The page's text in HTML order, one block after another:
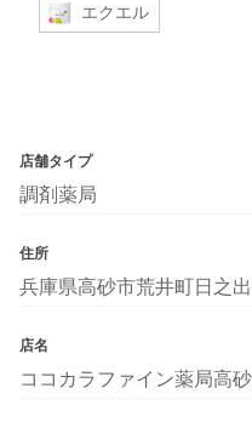
エクエル
店舗タイプ
調剤薬局
住所
兵庫県高砂市荒井町日之
店名
ココカラファイン薬局高